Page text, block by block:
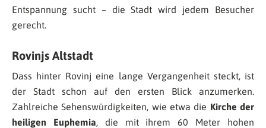
Entspannung sucht – die Stadt wird jedem Besucher
gerecht.
Rovinjs Altstadt
Dass hinter Rovinj eine lange Vergangenheit steckt, ist
der Stadt schon auf den ersten Blick anzumerken.
Zahlreiche Sehenswürdigkeiten, wie etwa die Kirche der
heiligen Euphemia, die mit ihrem 60 Meter hohen